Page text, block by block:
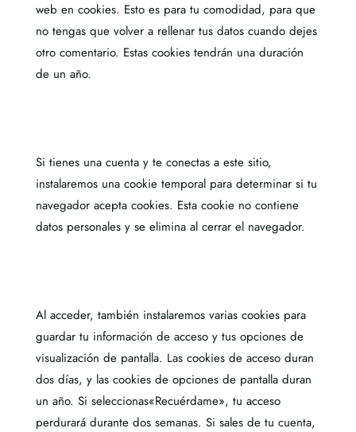
web en cookies. Esto es para tu comodidad, para que
no tengas que volver a rellenar tus datos cuando dejes
otro comentario. Estas cookies tendrán una duración
de un año.
Si tienes una cuenta y te conectas a este sitio,
instalaremos una cookie temporal para determinar si tu
navegador acepta cookies. Esta cookie no contiene
datos personalesy se elimina al cerrar el navegador.
Al acceder, también instalaremos varias cookies para
guardar tu información de acceso y tus opciones de
visualización de pantalla. Las cookies de acceso duran
dos días, y las cookies de opciones de pantalla duran
un año. Si seleccionas«Recuérdame», tu acceso
perdurará durante dos semanas. Si sales de tu cuenta,